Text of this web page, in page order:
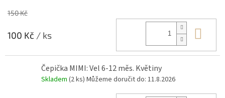
150 Kč
100 Kč / ks
Čepička MIMI: Vel 6-12 měs. Květiny
Skladem (2 ks) Můžeme doručit do: 11.8.2026